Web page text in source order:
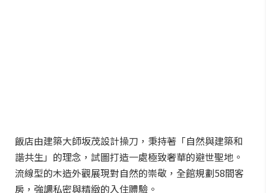
飯店由建築大師坂茂設計操刀，秉持著「自然與建築和
諧共生」的理念，試圖打造一處極致奢華的避世聖地。
流線型的木造外觀展現對自然的崇敬，全館規劃58間客
房，強調私密與精緻的入住體驗。